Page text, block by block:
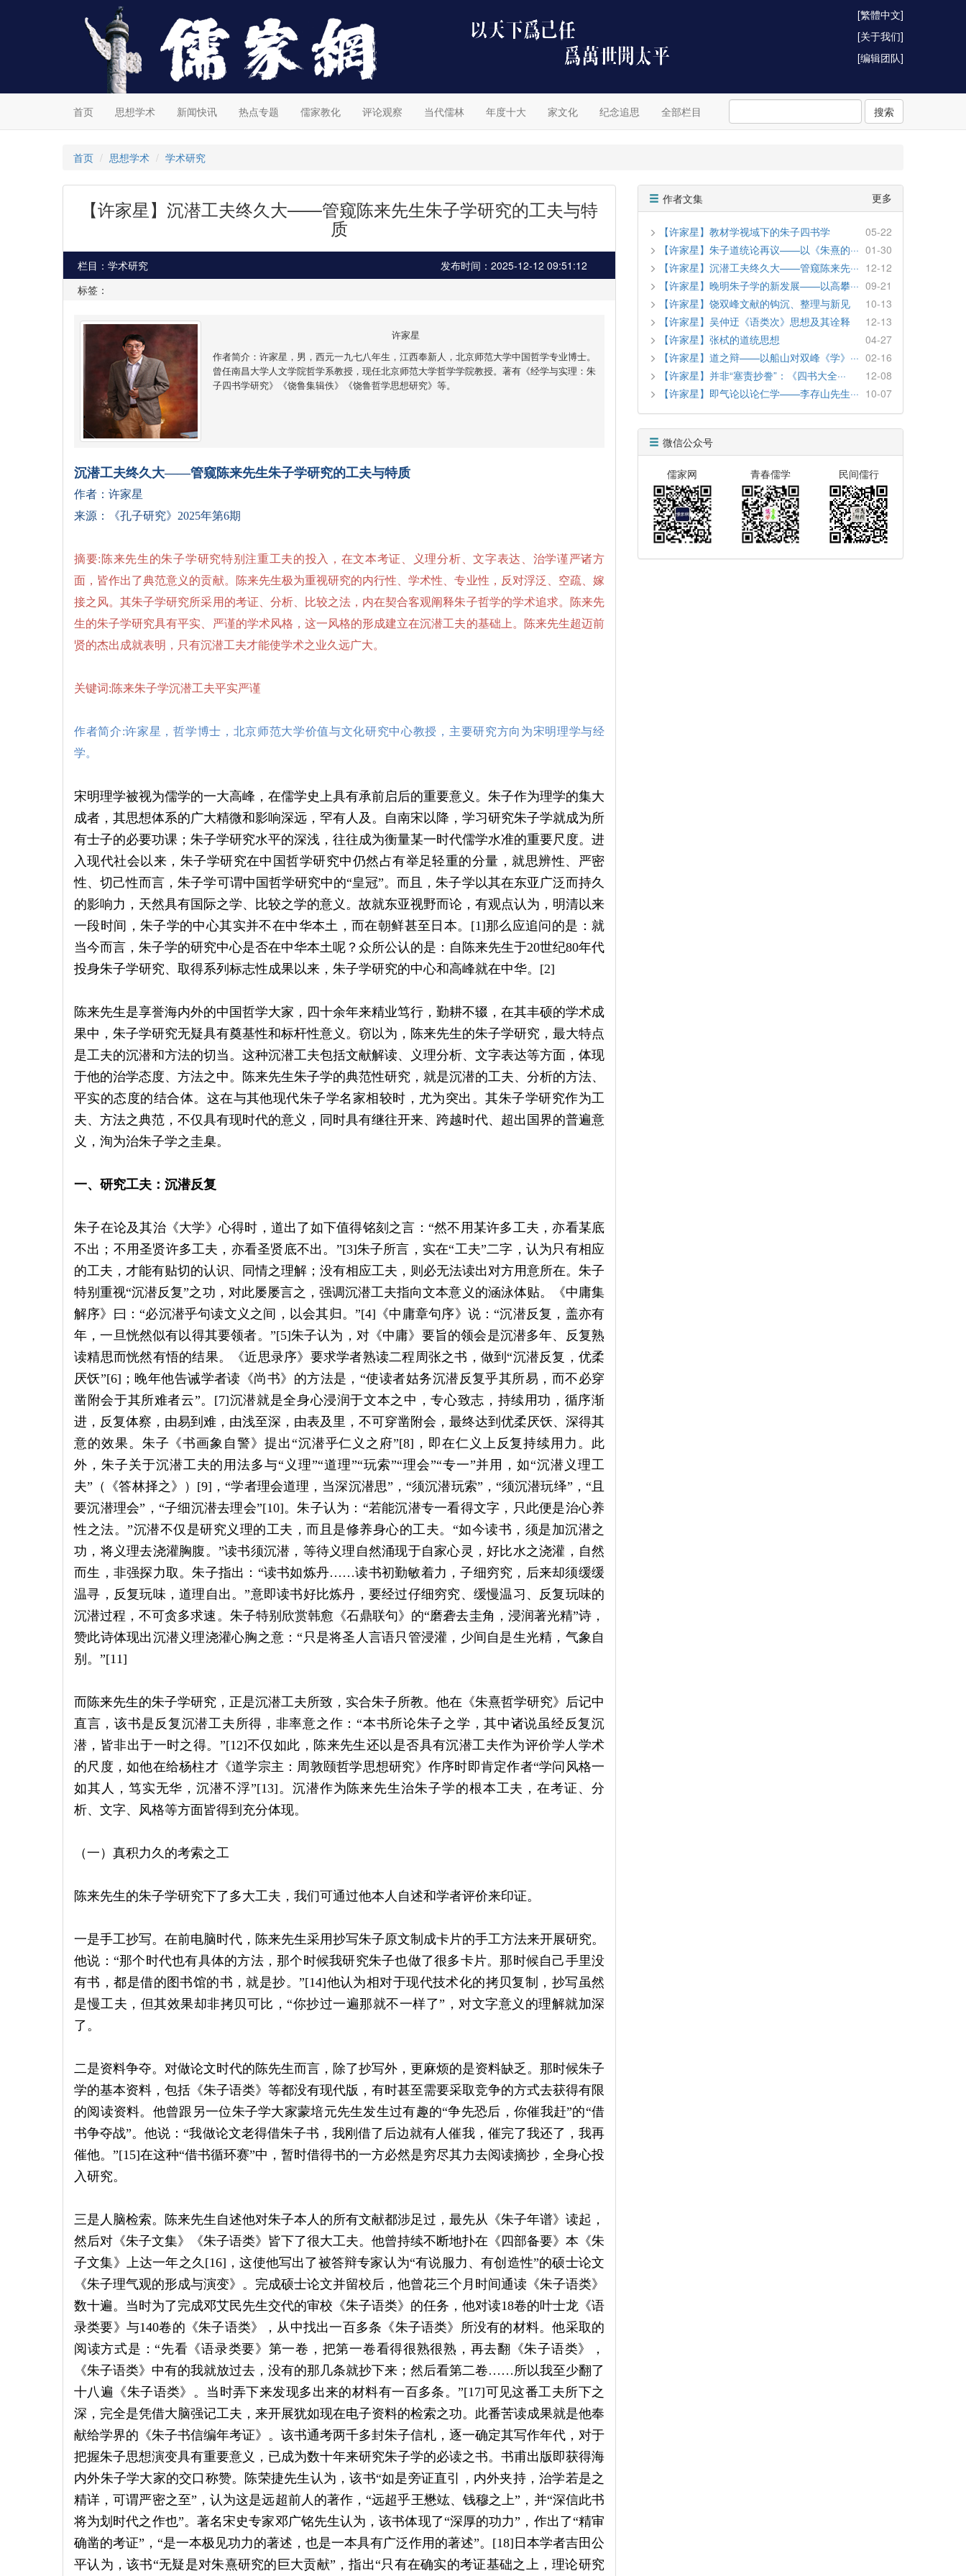
[繁體中文]
[关于我们]
[编辑团队]
首页 思想学术 新闻快讯 热点专题 儒家教化 评论观察 当代儒林 年度十大 家文化 纪念追思 全部栏目 搜索
首页 思想学术 学术研究
【许家星】沉潜工夫终久大——管窥陈来先生朱子学研究的工夫与特
质
栏目：学术研究
发布时间：2025-12-12 09:51:12
标签：
许家星
作者简介：许家星，男，西元一九七八年生，江西奉新人，北京师范大学中国哲学专业博士。
曾任南昌大学人文学院哲学系教授，现任北京师范大学哲学学院教授。著有《经学与实理：朱
子四书学研究》《饶鲁集辑佚》《饶鲁哲学思想研究》等。
沉潜工夫终久大——管窥陈来先生朱子学研究的工夫与特质
作者：许家星
来源：《孔子研究》2025年第6期
摘要:陈来先生的朱子学研究特别注重工夫的投入，在文本考证、义理分析、文字表达、治学谨严诸方
面，皆作出了典范意义的贡献。陈来先生极为重视研究的内行性、学术性、专业性，反对浮泛、空疏、嫁
接之风。其朱子学研究所采用的考证、分析、比较之法，内在契合客观阐释朱子哲学的学术追求。陈来先
生的朱子学研究具有平实、严谨的学术风格，这一风格的形成建立在沉潜工夫的基础上。陈来先生超迈前
贤的杰出成就表明，只有沉潜工夫才能使学术之业久远广大。
关键词:陈来朱子学沉潜工夫平实严谨
作者简介:许家星，哲学博士，北京师范大学价值与文化研究中心教授，主要研究方向为宋明理学与经
学。
宋明理学被视为儒学的一大高峰，在儒学史上具有承前启后的重要意义。朱子作为理学的集大
成者，其思想体系的广大精微和影响深远，罕有人及。自南宋以降，学习研究朱子学就成为所
有士子的必要功课；朱子学研究水平的深浅，往往成为衡量某一时代儒学水准的重要尺度。进
入现代社会以来，朱子学研究在中国哲学研究中仍然占有举足轻重的分量，就思辨性、严密
性、切己性而言，朱子学可谓中国哲学研究中的“皇冠”。而且，朱子学以其在东亚广泛而持久
的影响力，天然具有国际之学、比较之学的意义。故就东亚视野而论，有观点认为，明清以来
一段时间，朱子学的中心其实并不在中华本土，而在朝鲜甚至日本。[1]那么应追问的是：就
当今而言，朱子学的研究中心是否在中华本土呢？众所公认的是：自陈来先生于20世纪80年代
投身朱子学研究、取得系列标志性成果以来，朱子学研究的中心和高峰就在中华。[2]
陈来先生是享誉海内外的中国哲学大家，四十余年来精业笃行，勤耕不辍，在其丰硕的学术成
果中，朱子学研究无疑具有奠基性和标杆性意义。窃以为，陈来先生的朱子学研究，最大特点
是工夫的沉潜和方法的切当。这种沉潜工夫包括文献解读、义理分析、文字表达等方面，体现
于他的治学态度、方法之中。陈来先生朱子学的典范性研究，就是沉潜的工夫、分析的方法、
平实的态度的结合体。这在与其他现代朱子学名家相较时，尤为突出。其朱子学研究作为工
夫、方法之典范，不仅具有现时代的意义，同时具有继往开来、跨越时代、超出国界的普遍意
义，洵为治朱子学之圭臬。
一、研究工夫：沉潜反复
朱子在论及其治《大学》心得时，道出了如下值得铭刻之言：“然不用某许多工夫，亦看某底
不出；不用圣贤许多工夫，亦看圣贤底不出。”[3]朱子所言，实在“工夫”二字，认为只有相应
的工夫，才能有贴切的认识、同情之理解；没有相应工夫，则必无法读出对方用意所在。朱子
特别重视“沉潜反复”之功，对此屡屡言之，强调沉潜工夫指向文本意义的涵泳体贴。《中庸集
解序》曰：“必沉潜乎句读文义之间，以会其归。”[4]《中庸章句序》说：“沉潜反复，盖亦有
年，一旦恍然似有以得其要领者。”[5]朱子认为，对《中庸》要旨的领会是沉潜多年、反复熟
读精思而恍然有悟的结果。《近思录序》要求学者熟读二程周张之书，做到“沉潜反复，优柔
厌饫”[6]；晚年他告诫学者读《尚书》的方法是，“使读者姑务沉潜反复乎其所易，而不必穿
凿附会于其所难者云”。[7]沉潜就是全身心浸润于文本之中，专心致志，持续用功，循序渐
进，反复体察，由易到难，由浅至深，由表及里，不可穿凿附会，最终达到优柔厌饫、深得其
意的效果。朱子《书画象自警》提出“沉潜乎仁义之府”[8]，即在仁义上反复持续用力。此
外，朱子关于沉潜工夫的用法多与“义理”“道理”“玩索”“理会”“专一”并用，如“沉潜义理工
夫”（《答林择之》）[9]，“学者理会道理，当深沉潜思”，“须沉潜玩索”，“须沉潜玩绎”，“且
要沉潜理会”，“子细沉潜去理会”[10]。朱子认为：“若能沉潜专一看得文字，只此便是治心养
性之法。”沉潜不仅是研究义理的工夫，而且是修养身心的工夫。“如今读书，须是加沉潜之
功，将义理去浇灌胸腹。”读书须沉潜，等待义理自然涌现于自家心灵，好比水之浇灌，自然
而生，非强探力取。朱子指出：“读书如炼丹……读书初勤敏着力，子细穷究，后来却须缓缓
温寻，反复玩味，道理自出。”意即读书好比炼丹，要经过仔细穷究、缓慢温习、反复玩味的
沉潜过程，不可贪多求速。朱子特别欣赏韩愈《石鼎联句》的“磨砻去圭角，浸润著光精”诗，
赞此诗体现出沉潜义理浇灌心胸之意：“只是将圣人言语只管浸灌，少间自是生光精，气象自
别。”[11]
而陈来先生的朱子学研究，正是沉潜工夫所致，实合朱子所教。他在《朱熹哲学研究》后记中
直言，该书是反复沉潜工夫所得，非率意之作：“本书所论朱子之学，其中诸说虽经反复沉
潜，皆非出于一时之得。”[12]不仅如此，陈来先生还以是否具有沉潜工夫作为评价学人学术
的尺度，如他在给杨柱才《道学宗主：周敦颐哲学思想研究》作序时即肯定作者“学问风格一
如其人，笃实无华，沉潜不浮”[13]。沉潜作为陈来先生治朱子学的根本工夫，在考证、分
析、文字、风格等方面皆得到充分体现。
（一）真积力久的考索之工
陈来先生的朱子学研究下了多大工夫，我们可通过他本人自述和学者评价来印证。
一是手工抄写。在前电脑时代，陈来先生采用抄写朱子原文制成卡片的手工方法来开展研究。
他说：“那个时代也有具体的方法，那个时候我研究朱子也做了很多卡片。那时候自己手里没
有书，都是借的图书馆的书，就是抄。”[14]他认为相对于现代技术化的拷贝复制，抄写虽然
是慢工夫，但其效果却非拷贝可比，“你抄过一遍那就不一样了”，对文字意义的理解就加深
了。
二是资料争夺。对做论文时代的陈先生而言，除了抄写外，更麻烦的是资料缺乏。那时候朱子
学的基本资料，包括《朱子语类》等都没有现代版，有时甚至需要采取竞争的方式去获得有限
的阅读资料。他曾跟另一位朱子学大家蒙培元先生发生过有趣的“争先恐后，你催我赶”的“借
书争夺战”。他说：“我做论文老得借朱子书，我刚借了后边就有人催我，催完了我还了，我再
催他。”[15]在这种“借书循环赛”中，暂时借得书的一方必然是穷尽其力去阅读摘抄，全身心投
入研究。
三是人脑检索。陈来先生自述他对朱子本人的所有文献都涉足过，最先从《朱子年谱》读起，
然后对《朱子文集》《朱子语类》皆下了很大工夫。他曾持续不断地扑在《四部备要》本《朱
子文集》上达一年之久[16]，这使他写出了被答辩专家认为“有说服力、有创造性”的硕士论文
《朱子理气观的形成与演变》。完成硕士论文并留校后，他曾花三个月时间通读《朱子语类》
数十遍。当时为了完成邓艾民先生交代的审校《朱子语类》的任务，他对读18卷的叶士龙《语
录类要》与140卷的《朱子语类》，从中找出一百多条《朱子语类》所没有的材料。他采取的
阅读方式是：“先看《语录类要》第一卷，把第一卷看得很熟很熟，再去翻《朱子语类》，
《朱子语类》中有的我就放过去，没有的那几条就抄下来；然后看第二卷……所以我至少翻了
十八遍《朱子语类》。当时弄下来发现多出来的材料有一百多条。”[17]可见这番工夫所下之
深，完全是凭借大脑强记工夫，来开展犹如现在电子资料的检索之功。此番苦读成果就是他奉
献给学界的《朱子书信编年考证》。该书通考两千多封朱子信札，逐一确定其写作年代，对于
把握朱子思想演变具有重要意义，已成为数十年来研究朱子学的必读之书。书甫出版即获得海
内外朱子学大家的交口称赞。陈荣捷先生认为，该书“如是旁证直引，内外夹持，治学若是之
精详，可谓严密之至”，认为这是远超前人的著作，“远超乎王懋竑、钱穆之上”，并“深信此书
将为划时代之作也”。著名宋史专家邓广铭先生认为，该书体现了“深厚的功力”，作出了“精审
确凿的考证”，“是一本极见功力的著述，也是一本具有广泛作用的著述”。[18]日本学者吉田公
平认为，该书“无疑是对朱熹研究的巨大贡献”，指出“只有在确实的考证基础之上，理论研究
作者文集 更多
【许家星】教材学视域下的朱子四书学
05-22
【许家星】朱子道统论再议——以《朱熹的··· 01-30
【许家星】沉潜工夫终久大——管窥陈来先··· 12-12
【许家星】晚明朱子学的新发展——以高攀··· 09-21
【许家星】饶双峰文献的钩沉、整理与新见
10-13
【许家星】吴仲迂《语类次》思想及其诠释
12-13
【许家星】张栻的道统思想
04-27
【许家星】道之辩——以船山对双峰《学》··· 02-16
【许家星】并非“塞责抄誊”：《四书大全···
12-08
【许家星】即气论以论仁学——李存山先生··· 10-07
微信公众号
儒家网 青春儒学 民间儒行